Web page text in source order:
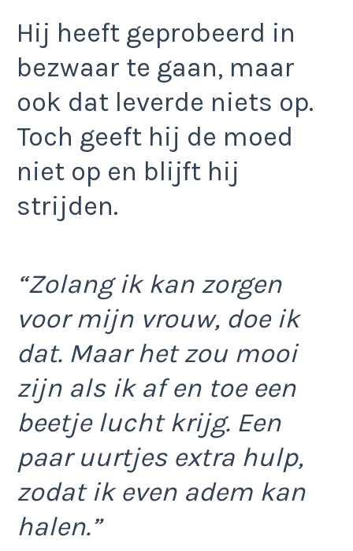
Hij heeft geprobeerd in
bezwaar te gaan, maar
ook dat leverde niets op.
Toch geeft hij de moed
niet op en blijft hij
strijden.
“Zolang ik kan zorgen
voor mijn vrouw, doe ik
dat. Maar het zou mooi
zijn als ik af en toe een
beetje lucht krijg. Een
paar uurtjes extra hulp,
zodat ik even adem kan
halen.”